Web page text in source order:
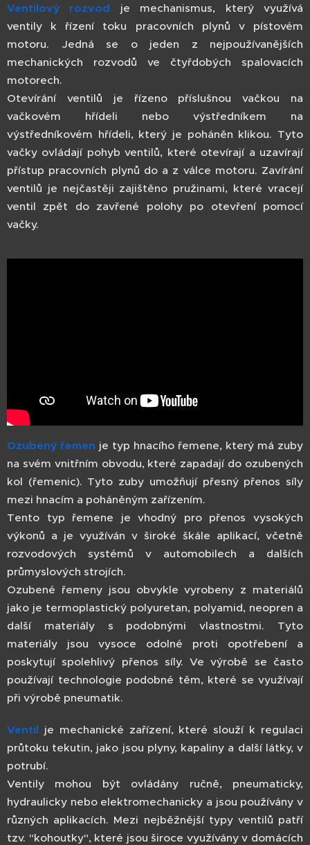
Ventilový rozvod je mechanismus, který využívá
ventily k řízení toku pracovních plynů v pístovém
motoru. Jedná se o jeden z nejpoužívanějších
mechanických rozvodů ve čtyřdobých spalovacích
motorech.
Otevírání ventilů je řízeno příslušnou vačkou na
vačkovém hřídeli nebo výstředníkem na
výstředníkovém hřídeli, který je poháněn klikou. Tyto
vačky ovládají pohyb ventilů, které otevírají a uzavírají
přístup pracovních plynů do a z válce motoru. Zavírání
ventilů je nejčastěji zajištěno pružinami, které vracejí
ventil zpět do zavřené polohy po otevření pomocí
vačky.
Ozubený řemen je typ hnacího řemene, který má zuby
na svém vnitřním obvodu, které zapadají do ozubených
kol (řemenic). Tyto zuby umožňují přesný přenos síly
mezi hnacím a poháněným zařízením.
Tento typ řemene je vhodný pro přenos vysokých
výkonů a je využíván v široké škále aplikací, včetně
rozvodových systémů v automobilech a dalších
průmyslových strojích.
Ozubené řemeny jsou obvykle vyrobeny z materiálů
jako je termoplastický polyuretan, polyamid, neopren a
další materiály s podobnými vlastnostmi. Tyto
materiály jsou vysoce odolné proti opotřebení a
poskytují spolehlivý přenos síly. Ve výrobě se často
používají technologie podobné těm, které se využívají
při výrobě pneumatik.
Ventil je mechanické zařízení, které slouží k regulaci
průtoku tekutin, jako jsou plyny, kapaliny a další látky, v
potrubí.
Ventily mohou být ovládány ručně, pneumaticky,
hydraulicky nebo elektromechanicky a jsou používány v
různých aplikacích. Mezi nejběžnější typy ventilů patří
tzv. "kohoutky", které jsou široce využívány v domácích